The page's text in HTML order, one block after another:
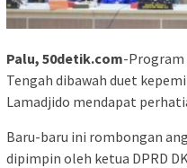
Palu, 50detik.com-Program
Tengah dibawah duet
Lamadjido mendapat
Baru-baru ini rombongan
dipimpin oleh ketua DPRD